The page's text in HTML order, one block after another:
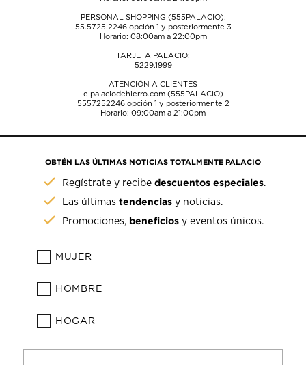
PERSONAL SHOPPING (555PALACIO):
55.5725.2246opción 1 y posteriormente 3
Horario: 08:00am a 22:00pm
TARJETA PALACIO:
5229.1999
ATENCIÓN A CLIENTES
elpalaciodehierro.com (555PALACIO)
5557252246opción 1 y posteriormente 2
Horario: 09:00am a 21:00pm
OBTÉN LAS ÚLTIMAS NOTICIAS TOTALMENTE PALACIO
Regístrate y recibedescuentos especiales.
Las últimastendencias y noticias.
Promociones, beneficios y eventos únicos.
MUJER
HOMBRE
HOGAR